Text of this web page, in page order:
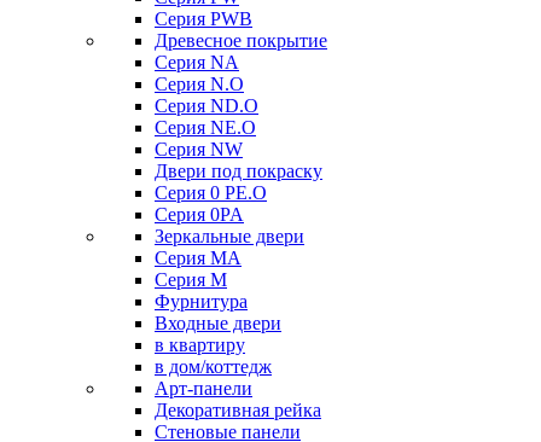
Серия PWB
Древесное покрытие
Серия NA
Серия N.O
Серия ND.O
Серия NE.O
Серия NW
Двери под покраску
Серия 0 PE.O
Серия 0PA
Зеркальные двери
Серия MA
Серия M
Фурнитура
Входные двери
в квартиру
в дом/коттедж
Арт-панели
Декоративная рейка
Стеновые панели